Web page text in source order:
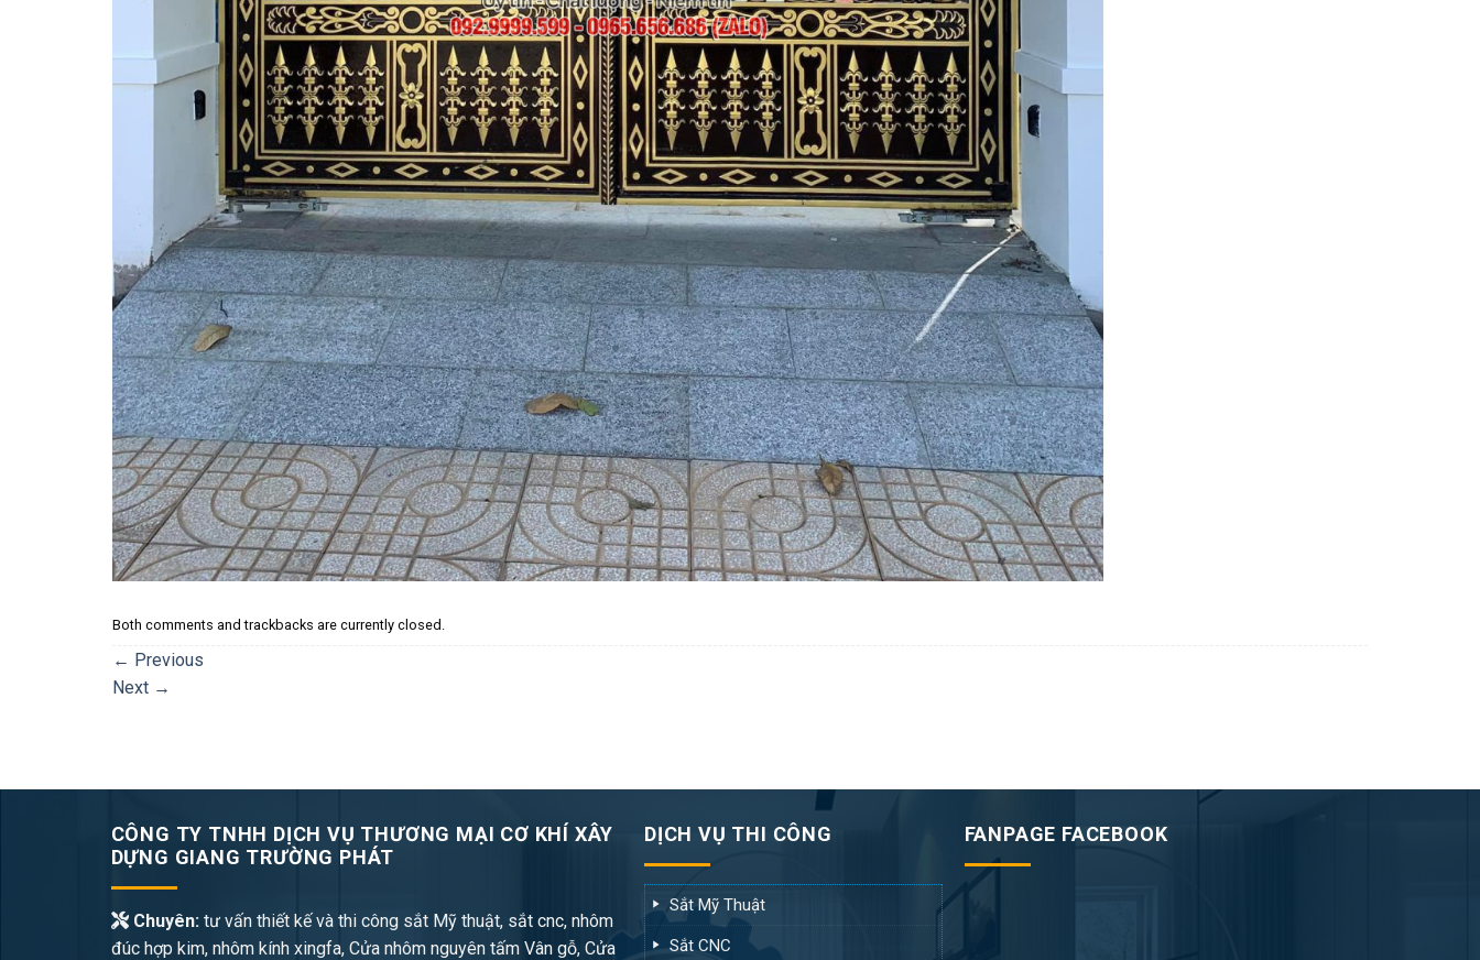
Both comments and trackbacks are currently closed.
← Previous
Next →
CÔNG TY TNHH DỊCH VỤ THƯƠNG MẠI CƠ KHÍ XÂY
DỰNG GIANG TRƯỜNG PHÁT
Chuyên:tư vấn thiết kế và thi công sắt Mỹ thuật, sắt cnc, nhôm
đúc hợp kim, nhôm kính xingfa, Cửa nhôm nguyên tấm Vân gỗ, Cửa
DỊCH VỤ THI CÔNG
Sắt Mỹ Thuật
Sắt CNC
FANPAGE FACEBOOK